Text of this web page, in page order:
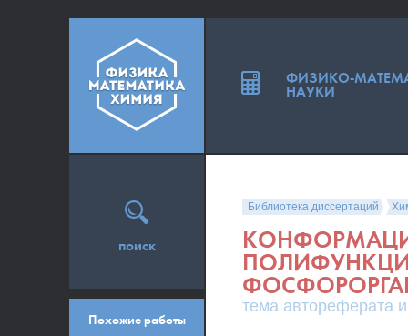
Библиотека диссертаций
тема автореферата
поиск
Похожие работы
ФИЗИКО-
НАУКИ